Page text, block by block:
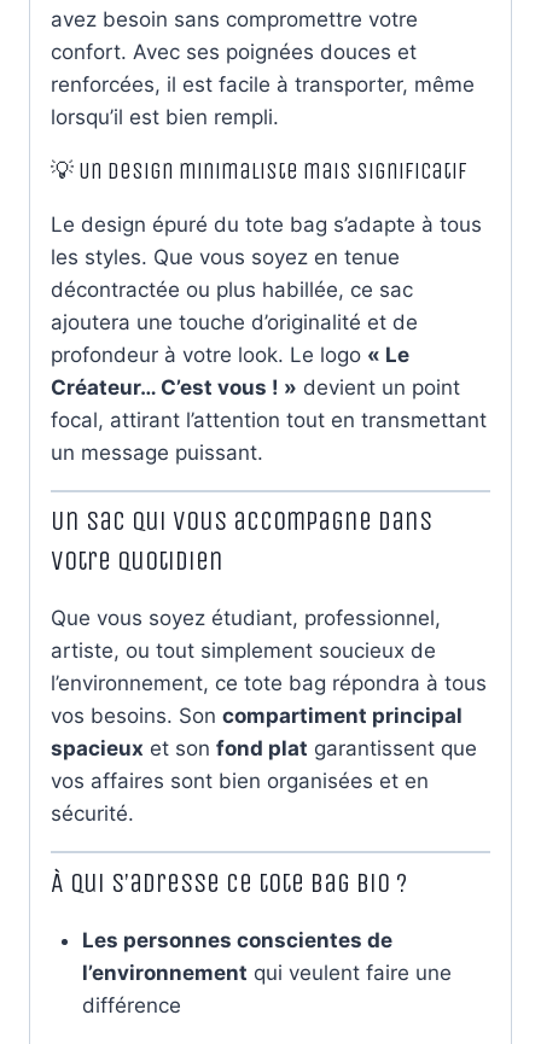
avez besoin sans compromettre votre
confort. Avec ses poignées douces et
renforcées, il est facile à transporter, même
lorsqu’il est bien rempli.
💡 Un design minimaliste mais significatif
Le design épuré du tote bag s’adapte à tous
les styles. Que vous soyez en tenue
décontractée ou plus habillée, ce sac
ajoutera une touche d’originalité et de
profondeur à votre look. Le logo « Le
Créateur… C’est vous ! » devient un point
focal, attirant l’attention tout en transmettant
un message puissant.
Un sac qui vous accompagne dans
votre quotidien
Que vous soyez étudiant, professionnel,
artiste, ou tout simplement soucieux de
l’environnement, ce tote bag répondra à tous
vos besoins. Son compartiment principal
spacieux et son fond plat garantissent que
vos affaires sont bien organisées et en
sécurité.
À qui s’adresse ce tote bag bio ?
Les personnes conscientes de
l’environnement qui veulent faire une
différence